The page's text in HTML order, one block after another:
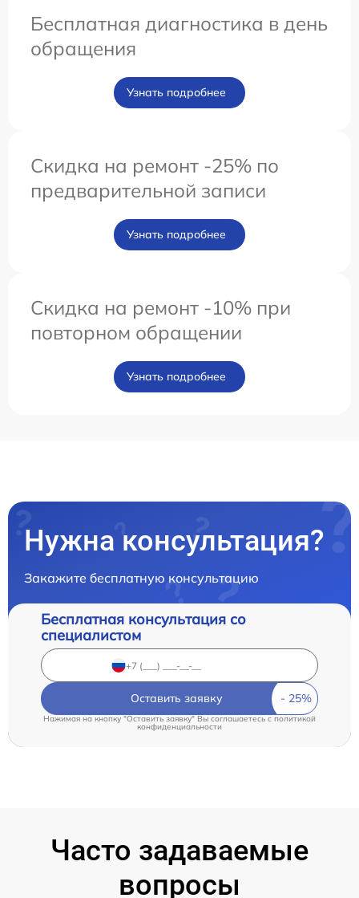
Бесплатная диагностика в день
обращения
Узнать подробнее
Скидка на ремонт -25% по
предварительной записи
Узнать подробнее
Скидка на ремонт -10% при
повторном обращении
Узнать подробнее
Нужна консультация?
Закажите бесплатную консультацию
Бесплатная консультация со
специалистом
Оставить заявку
Нажимая на кнопку "Оставить заявку" Вы соглашаетесь c политикой
конфиденциальности
Часто задаваемые
вопросы